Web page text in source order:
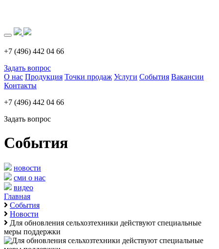
+7 (496) 442 04 66
Задать вопрос
О нас Продукция Точки продаж Услуги События Вакансии
Контакты
+7 (496) 442 04 66
Задать вопрос
События
новости
сми о нас
видео
Главная
События
Новости
Для обновления сельхозтехники действуют специальные
меры поддержки